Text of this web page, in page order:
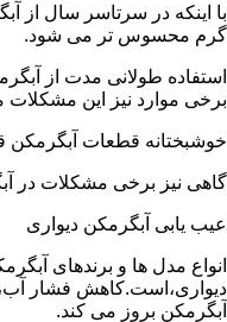
با اینکه در سرتاسر سال از
گرم محسوس تر می شود.
استفاده طولانی مدت از
برخی موارد نیز این
خوشبختانه قطعات آبگرمکن
گاهی نیز برخی مشکلات در
عیب یابی آبگرمکن دیواری
انواع مدل ها و برندهای
دیواری،است.کاهش فشار
آبگرمکن بروز می کند.